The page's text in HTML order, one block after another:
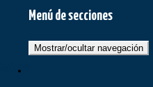
Menú de secciones
Mostrar/ocultar navegación